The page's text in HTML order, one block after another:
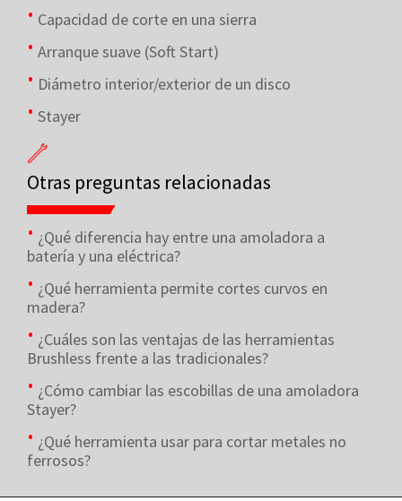
Capacidad de corte en una sierra
Arranque suave (Soft Start)
Diámetro interior/exterior de un disco
Stayer
Otras preguntas relacionadas
¿Qué diferencia hay entre una amoladora a
batería y una eléctrica?
¿Qué herramienta permite cortes curvos en
madera?
¿Cuáles son las ventajas de las herramientas
Brushless frente a las tradicionales?
¿Cómo cambiar las escobillas de una amoladora
Stayer?
¿Qué herramienta usar para cortar metales no
ferrosos?